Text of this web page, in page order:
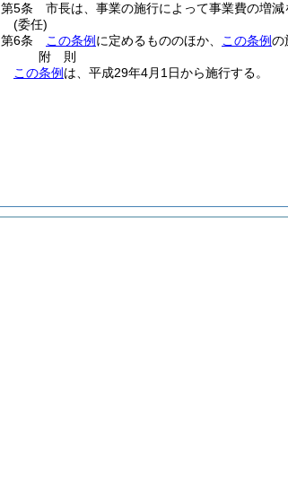
第5条
市長は、事業の施行によって事業費の増
(委任)
第6条
この条例 に定めるもののほか、 この条例の
附 則
この条例 は、平成29年4月1日から施行する。